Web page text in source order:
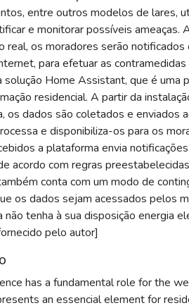
entre outros modelos de lares,
e monitorar possíveis ameaças.
real, os moradores serão
para efetuar as contramedidas
solução Home Assistant, que é uma
residencial. A partir da
os dados são coletados e enviados
e disponibiliza-os para os
a plataforma envia
acordo com regras
conta com um modo de
os dados sejam acessados pelos
não tenha à sua disposição energia
pelo autor]
has a fundamental role for the
an essencial element for